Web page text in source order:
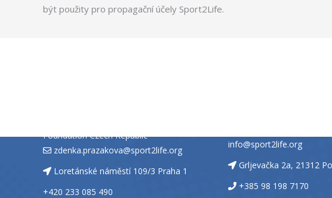
být použity pro propagační účely Sport2Life.
Foundation Czech Republic
zdenka.prazakova@sport2life.org
Loretánské náměstí 109/3 Praha 1
+420 233 085 490
info@sport2life.org
Grljevačka 2a, 21312
+385 98 198 7170